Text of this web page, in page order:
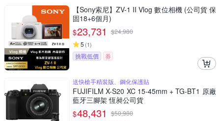
【Sony索尼】ZV-1 II Vlog 數位相機 (公司貨 保
固18+6個月)
$23,731 $24,980
5 (1)
挑戰低價 券
送快槍手精裝版、鋼化保護貼
FUJIFILM X-S20 XC 15-45mm + TG-BT1 原廠
藍牙三腳架 恆昶公司貨
$48,431 $50,980